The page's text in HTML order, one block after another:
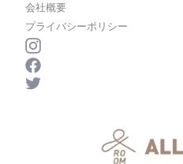
会社概要
プライバシーポリシー